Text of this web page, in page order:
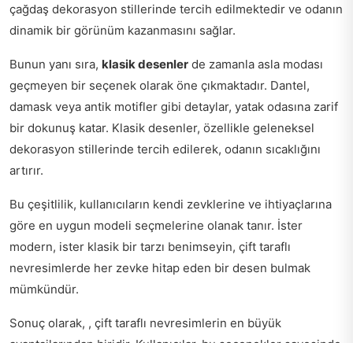
çağdaş dekorasyon stillerinde tercih edilmektedir ve odanın
dinamik bir görünüm kazanmasını sağlar.
Bunun yanı sıra, klasik desenler de zamanla asla modası
geçmeyen bir seçenek olarak öne çıkmaktadır. Dantel,
damask veya antik motifler gibi detaylar, yatak odasına zarif
bir dokunuş katar. Klasik desenler, özellikle geleneksel
dekorasyon stillerinde tercih edilerek, odanın sıcaklığını
artırır.
Bu çeşitlilik, kullanıcıların kendi zevklerine ve ihtiyaçlarına
göre en uygun modeli seçmelerine olanak tanır. İster
modern, ister klasik bir tarzı benimseyin, çift taraflı
nevresimlerde her zevke hitap eden bir desen bulmak
mümkündür.
Sonuç olarak, , çift taraflı nevresimlerin en büyük